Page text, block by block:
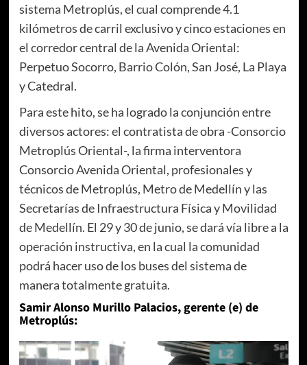
sistema Metroplús, el cual comprende 4.1
kilómetros de carril exclusivo y cinco estaciones en
el corredor central de la Avenida Oriental:
Perpetuo Socorro, Barrio Colón, San José, La Playa
y Catedral.
Para este hito, se ha logrado la conjunción entre
diversos actores: el contratista de obra -Consorcio
Metroplús Oriental-, la firma interventora
Consorcio Avenida Oriental, profesionales y
técnicos de Metroplús, Metro de Medellín y las
Secretarías de Infraestructura Física y Movilidad
de Medellín. El 29 y 30 de junio, se dará vía libre a la
operación instructiva, en la cual la comunidad
podrá hacer uso de los buses del sistema de
manera totalmente gratuita.
Samir Alonso Murillo Palacios, gerente (e) de
Metroplús: